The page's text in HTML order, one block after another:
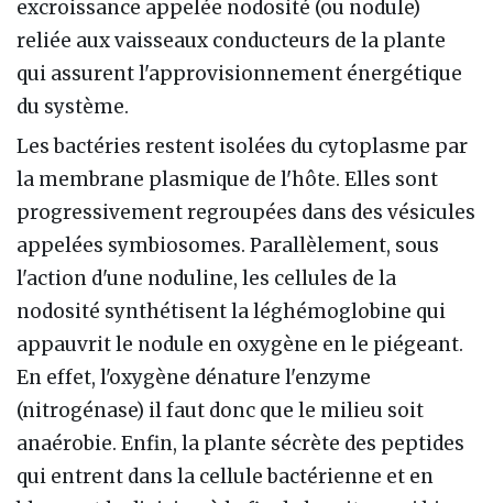
excroissance appelée nodosité (ou nodule)
reliée aux vaisseaux conducteurs de la plante
qui assurent l'approvisionnement énergétique
du système.
Les bactéries restent isolées du cytoplasme par
la membrane plasmique de l'hôte. Elles sont
progressivement regroupées dans des vésicules
appelées symbiosomes. Parallèlement, sous
l'action d'une noduline, les cellules de la
nodosité synthétisent la léghémoglobine qui
appauvrit le nodule en oxygène en le piégeant.
En effet, l'oxygène dénature l'enzyme
(nitrogénase) il faut donc que le milieu soit
anaérobie. Enfin, la plante sécrète des peptides
qui entrent dans la cellule bactérienne et en